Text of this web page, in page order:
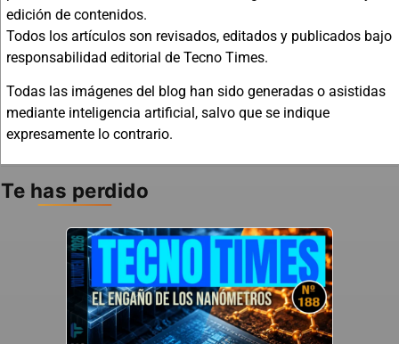
edición de contenidos.
Todos los artículos son revisados, editados y publicados bajo
responsabilidad editorial de Tecno Times.
Todas las imágenes del blog han sido generadas o asistidas
mediante inteligencia artificial, salvo que se indique
expresamente lo contrario.
Te has perdido